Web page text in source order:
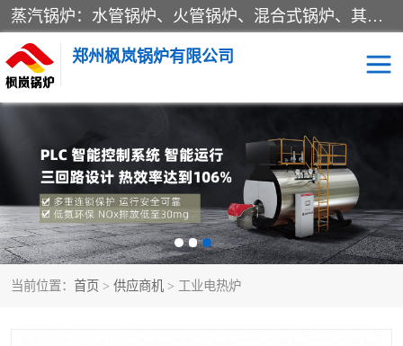
蒸汽锅炉：水管锅炉、火管锅炉、混合式锅炉、其他蒸汽锅炉； 热水锅炉：家用型集中供暖用热水锅炉、其他热水锅炉； 有机热载体锅炉； 船用蒸汽锅炉； （锅炉用辅助设备及装置）蒸汽冷凝器：表面冷凝器、混合式冷凝器、空冷式冷凝器、其他蒸汽冷凝器； 锅炉用辅助设备：节热器、蒸汽收集器、蓄能器、烟垢清除器、气体回收器、泥渣刮除器、空气预热器、其他锅炉用辅助设备；
郑州枫岚锅炉有限公司
当前位置： 首页 > 供应商机 > 工业电热炉